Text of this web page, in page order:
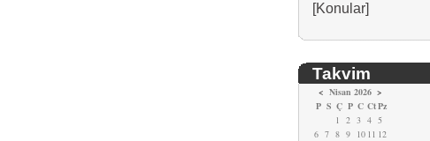
[Konular]
Takvim
< Nisan 2026 >
P S Ç P C CtPz
1 2 3 4 5
6 7 8 9 10 11 12